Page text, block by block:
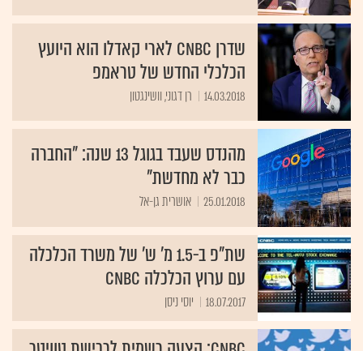
שדרן CNBC לארי קאדלו הוא היועץ
הכלכלי החדש של טראמפ
14.03.2018 רן דגוני, וושינגטון
מהנדס שעבד בגוגל 13 שנה: "החברה
כבר לא מחדשת"
25.01.2018 אושרית גן-אל
שת"פ ב-1.5 מ' ש' של משרד הכלכלה
עם ערוץ הכלכלה CNBC
18.07.2017 יוסי ניסן